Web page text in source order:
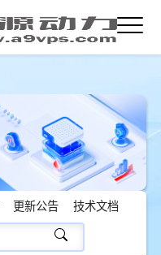
更新公告 技术文档